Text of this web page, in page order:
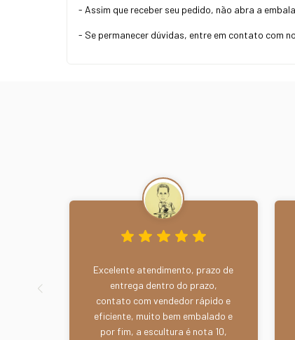
- Assim que receber seu pedido, não abra a
- Se permanecer dúvidas, entre em contato com
Excelente atendimento, prazo de
entrega dentro do prazo,
contato com vendedor rápido e
eficiente, muito bem embalado e
por fim, a escultura é nota 10,